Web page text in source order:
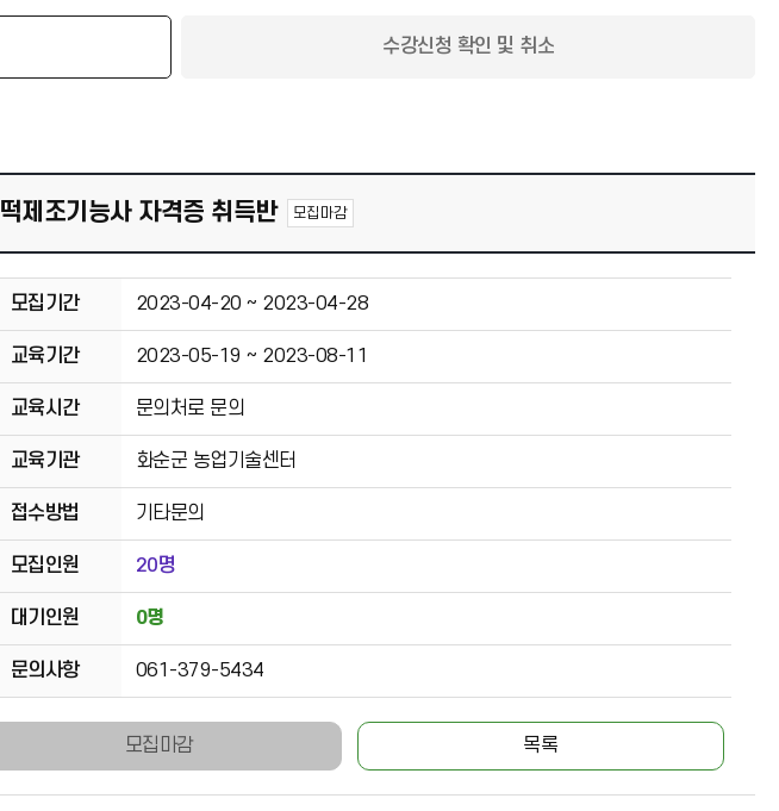
수강신청 확인 및 취소
떡제조기능사 자격증 취득반 모집마감
모집기간 2023-04-20 ~ 2023-04-28
교육기간 2023-05-19 ~ 2023-08-11
교육시간 문의처로 문의
교육기관 화순군 농업기술센터
접수방법 기타문의
모집인원 20명
대기인원 0명
문의사항 061-379-5434
모집마감 목록